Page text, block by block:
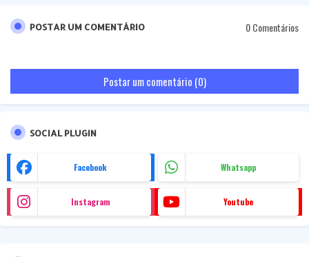
POSTAR UM COMENTÁRIO 0 Comentários
Postar um comentário (0)
SOCIAL PLUGIN
Facebook Whatsapp
Instagram Youtube